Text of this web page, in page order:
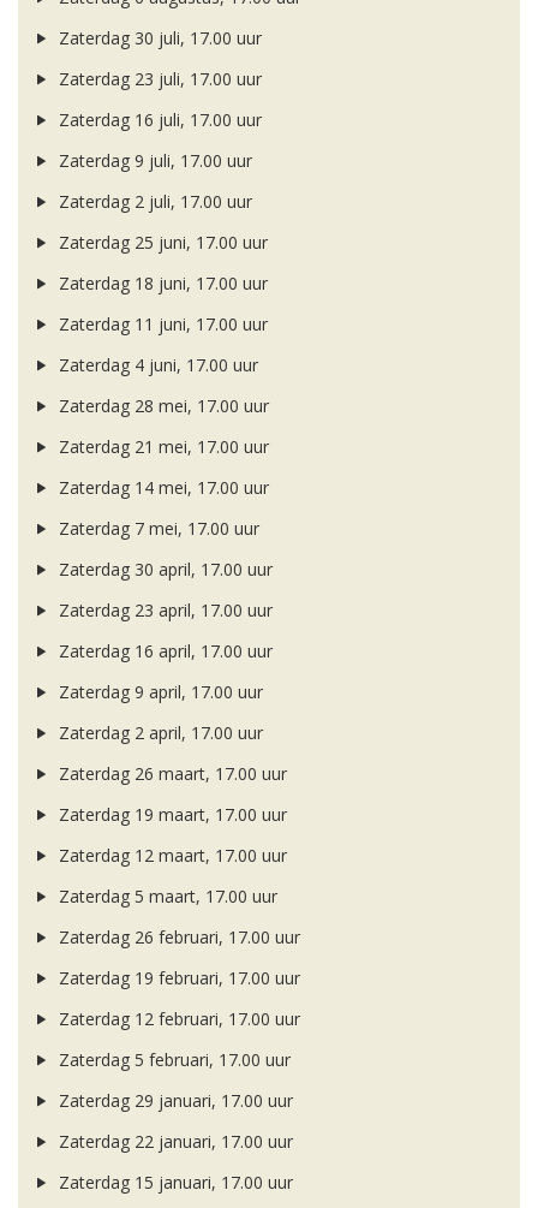
Zaterdag 30 juli, 17.00 uur
Zaterdag 23 juli, 17.00 uur
Zaterdag 16 juli, 17.00 uur
Zaterdag 9 juli, 17.00 uur
Zaterdag 2 juli, 17.00 uur
Zaterdag 25 juni, 17.00 uur
Zaterdag 18 juni, 17.00 uur
Zaterdag 11 juni, 17.00 uur
Zaterdag 4 juni, 17.00 uur
Zaterdag 28 mei, 17.00 uur
Zaterdag 21 mei, 17.00 uur
Zaterdag 14 mei, 17.00 uur
Zaterdag 7 mei, 17.00 uur
Zaterdag 30 april, 17.00 uur
Zaterdag 23 april, 17.00 uur
Zaterdag 16 april, 17.00 uur
Zaterdag 9 april, 17.00 uur
Zaterdag 2 april, 17.00 uur
Zaterdag 26 maart, 17.00 uur
Zaterdag 19 maart, 17.00 uur
Zaterdag 12 maart, 17.00 uur
Zaterdag 5 maart, 17.00 uur
Zaterdag 26 februari, 17.00 uur
Zaterdag 19 februari, 17.00 uur
Zaterdag 12 februari, 17.00 uur
Zaterdag 5 februari, 17.00 uur
Zaterdag 29 januari, 17.00 uur
Zaterdag 22 januari, 17.00 uur
Zaterdag 15 januari, 17.00 uur